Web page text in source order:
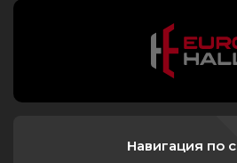
Навигация по